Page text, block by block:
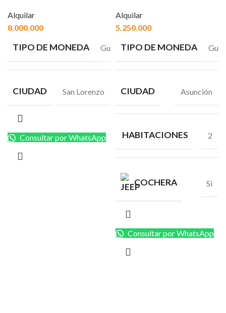
Alquilar
8.000.000
TIPO DE MONEDA Guaraníes
CIUDAD San Lorenzo
Consultar por WhatsApp
Alquilar
5.250.000
TIPO DE MONEDA
CIUDAD Asunción
HABITACIONES 2
COCHERA Si
Consultar por WhatsApp